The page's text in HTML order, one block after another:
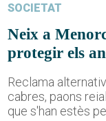
SOCIETAT
Neix a
protegir els
Reclama
cabres, paons
que s'han estès